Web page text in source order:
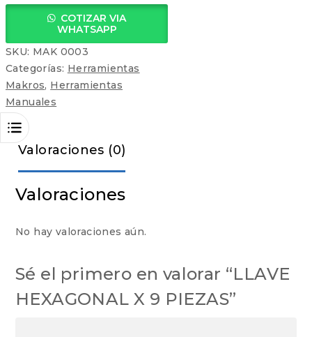
COTIZAR VIA
WHATSAPP
SKU: MAK 0003
Categorías: Herramientas
Makros, Herramientas
Manuales
Valoraciones (0)
Valoraciones
No hay valoraciones aún.
Sé el primero en valorar “LLAVE
HEXAGONAL X 9 PIEZAS”